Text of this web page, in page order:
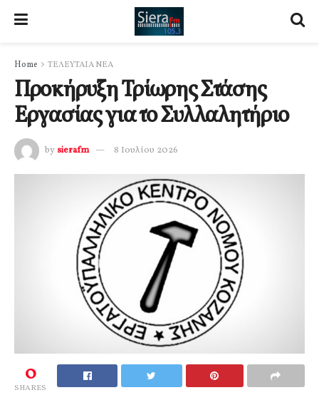
Home ΤΕΛΕΥΤΑΙΑ ΝΕΑ
Προκήρυξη Τρίωρης Στάσης
Εργασίας για το Συλλαλητήριο
by sierafm 8 Ιουλίου 2026
0
SHARES